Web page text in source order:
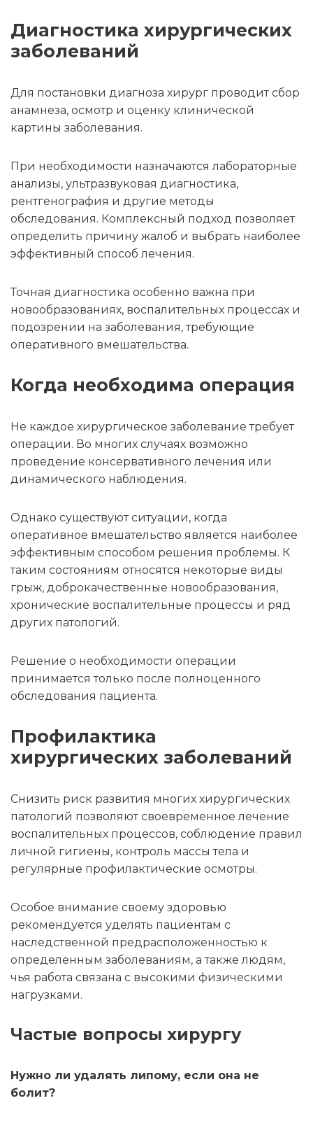
Диагностика хирургических
заболеваний
Для постановки диагноза хирург проводит сбор
анамнеза, осмотр и оценку клинической
картины заболевания.
При необходимости назначаются лабораторные
анализы, ультразвуковая диагностика,
рентгенография и другие методы
обследования. Комплексный подход позволяет
определить причину жалоб и выбрать наиболее
эффективный способ лечения.
Точная диагностика особенно важна при
новообразованиях, воспалительных процессах и
подозрении на заболевания, требующие
оперативного вмешательства.
Когда необходима операция
Не каждое хирургическое заболевание требует
операции. Во многих случаях возможно
проведение консервативного лечения или
динамического наблюдения.
Однако существуют ситуации, когда
оперативное вмешательство является наиболее
эффективным способом решения проблемы. К
таким состояниям относятся некоторые виды
грыж, доброкачественные новообразования,
хронические воспалительные процессы и ряд
других патологий.
Решение о необходимости операции
принимается только после полноценного
обследования пациента.
Профилактика
хирургических заболеваний
Снизить риск развития многих хирургических
патологий позволяют своевременное лечение
воспалительных процессов, соблюдение правил
личной гигиены, контроль массы тела и
регулярные профилактические осмотры.
Особое внимание своему здоровью
рекомендуется уделять пациентам с
наследственной предрасположенностью к
определенным заболеваниям, а также людям,
чья работа связана с высокими физическими
нагрузками.
Частые вопросы хирургу
Нужно ли удалять липому, если она не
болит?